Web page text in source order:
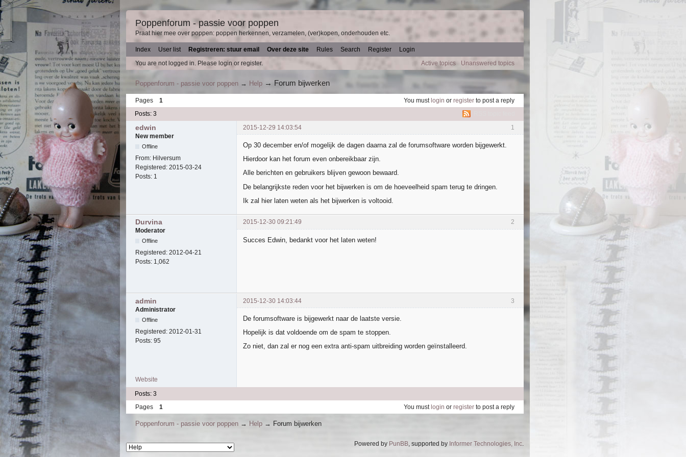
Poppenforum - passie voor poppen
Praat hier mee over poppen: poppen herkennen, verzamelen, (ver)kopen, onderhouden etc.
Index User list Registreren: stuur email Over deze site Rules Search Register
Login
You are not logged in. Please login or register. Active topics Unanswered topics
Poppenforum - passie voor poppen → Help → Forum bijwerken
Pages 1 You must login or register to post a reply
Posts: 3
1
edwin
2015-12-29 14:03:54
New member
Offline
From: Hilversum
Registered: 2015-03-24
Posts: 1
Op 30 december en/of mogelijk de dagen daarna zal de forumsoftware worden bijgewerkt.
Hierdoor kan het forum even onbereikbaar zijn.
Alle berichten en gebruikers blijven gewoon bewaard.
De belangrijkste reden voor het bijwerken is om de hoeveelheid spam terug te dringen.
Ik zal hier laten weten als het bijwerken is voltooid.
2
Durvina
2015-12-30 09:21:49
Moderator
Offline
Registered: 2012-04-21
Posts: 1,062
Succes Edwin, bedankt voor het laten weten!
3
admin
2015-12-30 14:03:44
Administrator
Offline
Registered: 2012-01-31
Posts: 95
De forumsoftware is bijgewerkt naar de laatste versie.
Hopelijk is dat voldoende om de spam te stoppen.
Zo niet, dan zal er nog een extra anti-spam uitbreiding worden geïnstalleerd.
Website
Posts: 3
Pages
1 You must login or register to post a reply
Poppenforum - passie voor poppen → Help → Forum bijwerken
Powered by PunBB, supported by Informer Technologies, Inc.